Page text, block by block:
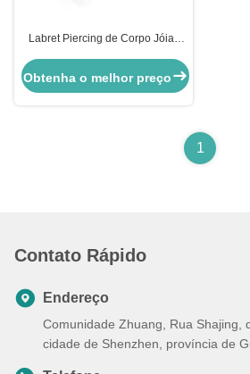
Labret Piercing de Corpo Jóias
Jóias sem fios Push Pin Lips
Obtenha o melhor preço
1
Contato Rápido
Endereço
Comunidade Zhuang, Rua Shajing,
cidade de Shenzhen, província de